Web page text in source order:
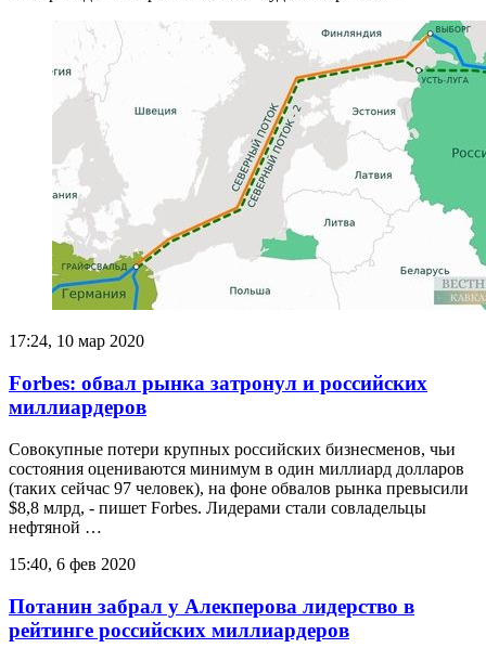
17:24, 10 мар 2020
Forbes: обвал рынка затронул и российских
миллиардеров
Совокупные потери крупных российских бизнесменов, чьи
состояния оцениваются минимум в один миллиард долларов
(таких сейчас 97 человек), на фоне обвалов рынка превысили
$8,8 млрд, - пишет Forbes. Лидерами стали совладельцы
нефтяной …
15:40, 6 фев 2020
Потанин забрал у Алекперова лидерство в
рейтинге российских миллиардеров